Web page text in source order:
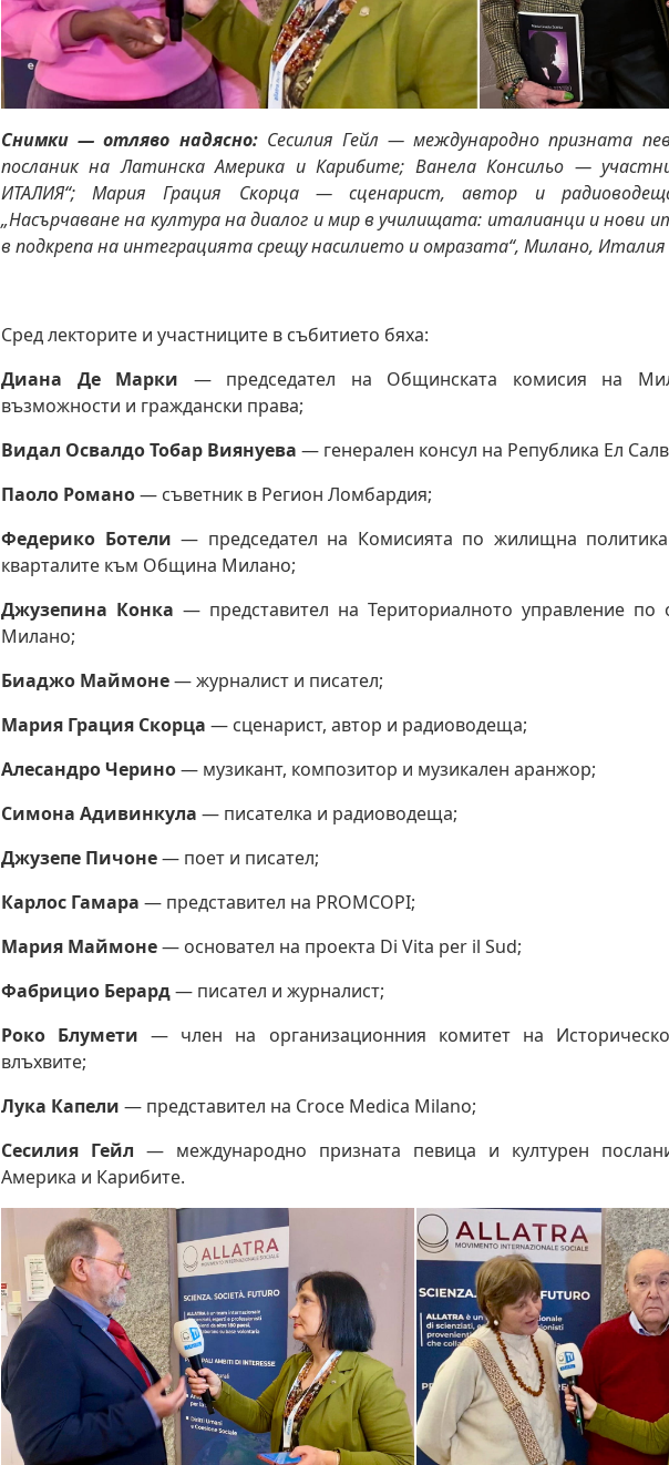
Снимки — отляво надясно: Сесилия Гейл — международно призната
посланик на Латинска Америка и Карибите; Ванела Консильо —
ИТАЛИЯ“; Мария Грация Скорца — сценарист, автор и
„Насърчаване на култура на диалог и мир в училищата: италианци и нови
в подкрепа на интеграцията срещу насилието и омразата“, Милано, Италия
Сред лекторите и участниците в събитието бяха:
Диана Де Марки — председател на Общинската комисия на
възможности и граждански права;
Видал Освалдо Тобар Виянуева — генерален консул на Република Ел
Паоло Романо— съветник в Регион Ломбардия;
Федерико Ботели— председател на Комисията по жилищна
кварталите към Община Милано;
Джузепина Конка — представител на Териториалното управление по
Милано;
Биаджо Маймоне— журналист и писател;
Мария Грация Скорца — сценарист, автор и радиоводеща;
Алесандро Черино— музикант, композитор и музикален аранжор;
Симона Адивинкула — писателка и радиоводеща;
Джузепе Пичоне— поет и писател;
Карлос Гамара — представител на PROMCOPI;
Мария Маймоне— основател на проекта Di Vita per il Sud;
Фабрицио Берард— писател и журналист;
Роко Блумети— член на организационния комитет на
влъхвите;
Лука Капели — представител на Croce Medica Milano;
Сесилия Гейл — международно призната певица и културен
Америка и Карибите.